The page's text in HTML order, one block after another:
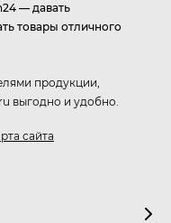
— давать
товары отличного
продукции,
выгодно и удобно.
сайта